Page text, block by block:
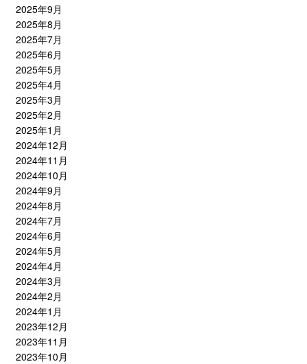
2025年9月
2025年8月
2025年7月
2025年6月
2025年5月
2025年4月
2025年3月
2025年2月
2025年1月
2024年12月
2024年11月
2024年10月
2024年9月
2024年8月
2024年7月
2024年6月
2024年5月
2024年4月
2024年3月
2024年2月
2024年1月
2023年12月
2023年11月
2023年10月